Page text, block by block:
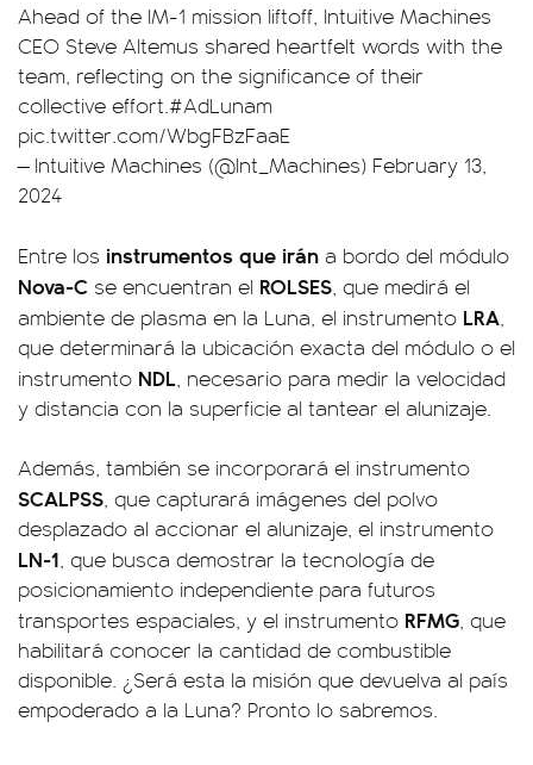
Ahead of the IM-1 mission liftoff, Intuitive Machines
CEO Steve Altemus shared heartfelt words with the
team, reflecting on the significance of their
collective effort.#AdLunam
pic.twitter.com/WbgFBzFaaE
— Intuitive Machines (@Int_Machines) February 13,
2024
Entre los instrumentos que irán a bordo del módulo
Nova-C se encuentran el ROLSES, que medirá el
ambiente de plasma en la Luna, el instrumento LRA,
que determinará la ubicación exacta del módulo o el
instrumento NDL, necesario para medir la velocidad
y distancia con la superficie al tantear el alunizaje.
Además, también se incorporará el instrumento
SCALPSS, que capturará imágenes del polvo
desplazado al accionar el alunizaje, el instrumento
LN-1, que busca demostrar la tecnología de
posicionamiento independiente para futuros
transportes espaciales, y el instrumento RFMG, que
habilitará conocer la cantidad de combustible
disponible. ¿Será esta la misión que devuelva al país
empoderado a la Luna? Pronto lo sabremos.